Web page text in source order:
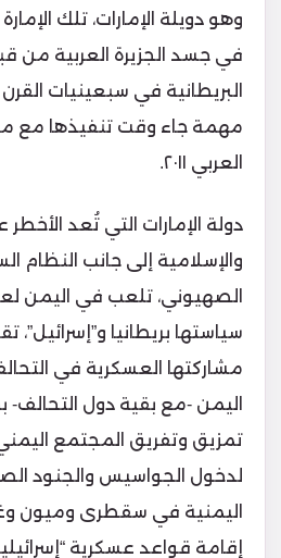
وهو دويلة الإمارات، تلك
في جسد الجزيرة العربية من
البريطانية في سبعينيات
مهمة جاء وقت تنفيذها مع ما
العربي ٢٠١١.
دولة الإمارات التي تُعد الأخطر
والإسلامية إلى جانب النظام
الصهيوني، تلعب في اليمن
سياستها بريطانيا و”إسرائيل”،
مشاركتها العسكرية في
اليمن -مع بقية دول
تمزيق وتفريق المجتمع
لدخول الجواسيس والجنود
اليمنية في سقطرى وميون
إقامة قواعد عسكرية